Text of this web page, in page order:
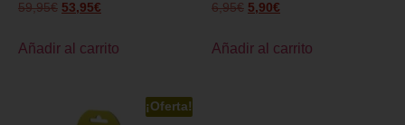
59,95€ 53,95€
Añadir al carrito
6,95€ 5,90€
Añadir al carrito
¡Oferta!